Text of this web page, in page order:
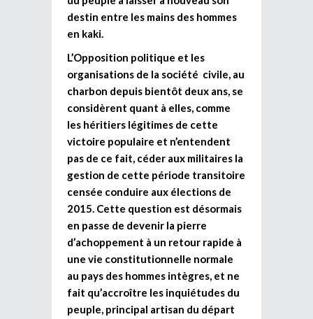
destin entre les mains des hommes
en kaki.
L’Opposition politique et les
organisations de la société civile, au
charbon depuis bientôt deux ans, se
considèrent quant à elles, comme
les héritiers légitimes de cette
victoire populaire et n’entendent
pas de ce fait, céder aux militaires la
gestion de cette période transitoire
censée conduire aux élections de
2015. Cette question est désormais
en passe de devenir la pierre
d’achoppement à un retour rapide à
une vie constitutionnelle normale
au pays des hommes intègres, et ne
fait qu’accroître les inquiétudes du
peuple, principal artisan du départ